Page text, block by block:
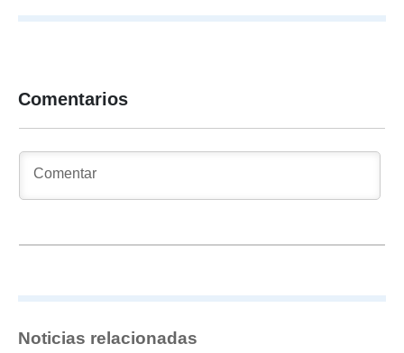
Comentarios
Noticias relacionadas